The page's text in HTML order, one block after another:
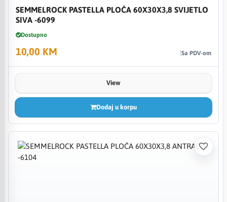
SEMMELROCK PASTELLA PLOČA 60X30X3,8 SVIJETLO
SIVA -6099
Dostupno
10,00 KM Sa PDV-om
View
Dodaj u korpu